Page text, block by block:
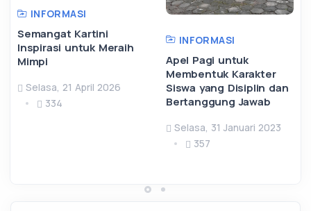
INFORMASI
Semangat Kartini
Inspirasi untuk Meraih
Mimpi
Selasa, 21 April 2026
334
INFORMASI
Apel Pagi untuk
Membentuk Karakter
Siswa yang Disiplin dan
Bertanggung Jawab
Selasa, 31 Januari 2023
357